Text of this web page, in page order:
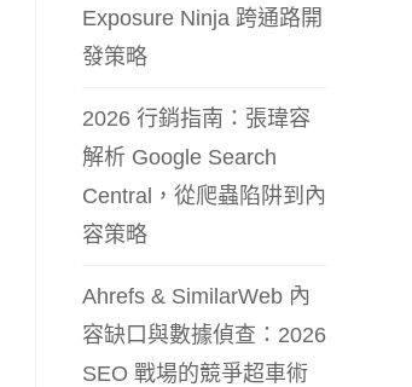
Exposure Ninja 跨通路開
發策略
2026 行銷指南：張瑋容
解析 Google Search
Central，從爬蟲陷阱到內
容策略
Ahrefs & SimilarWeb 內
容缺口與數據偵查：2026
SEO 戰場的競爭超車術